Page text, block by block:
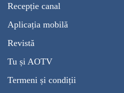
Recepție canal
Aplicația mobilă
Revistă
Tu și AOTV
Termeni și condiții